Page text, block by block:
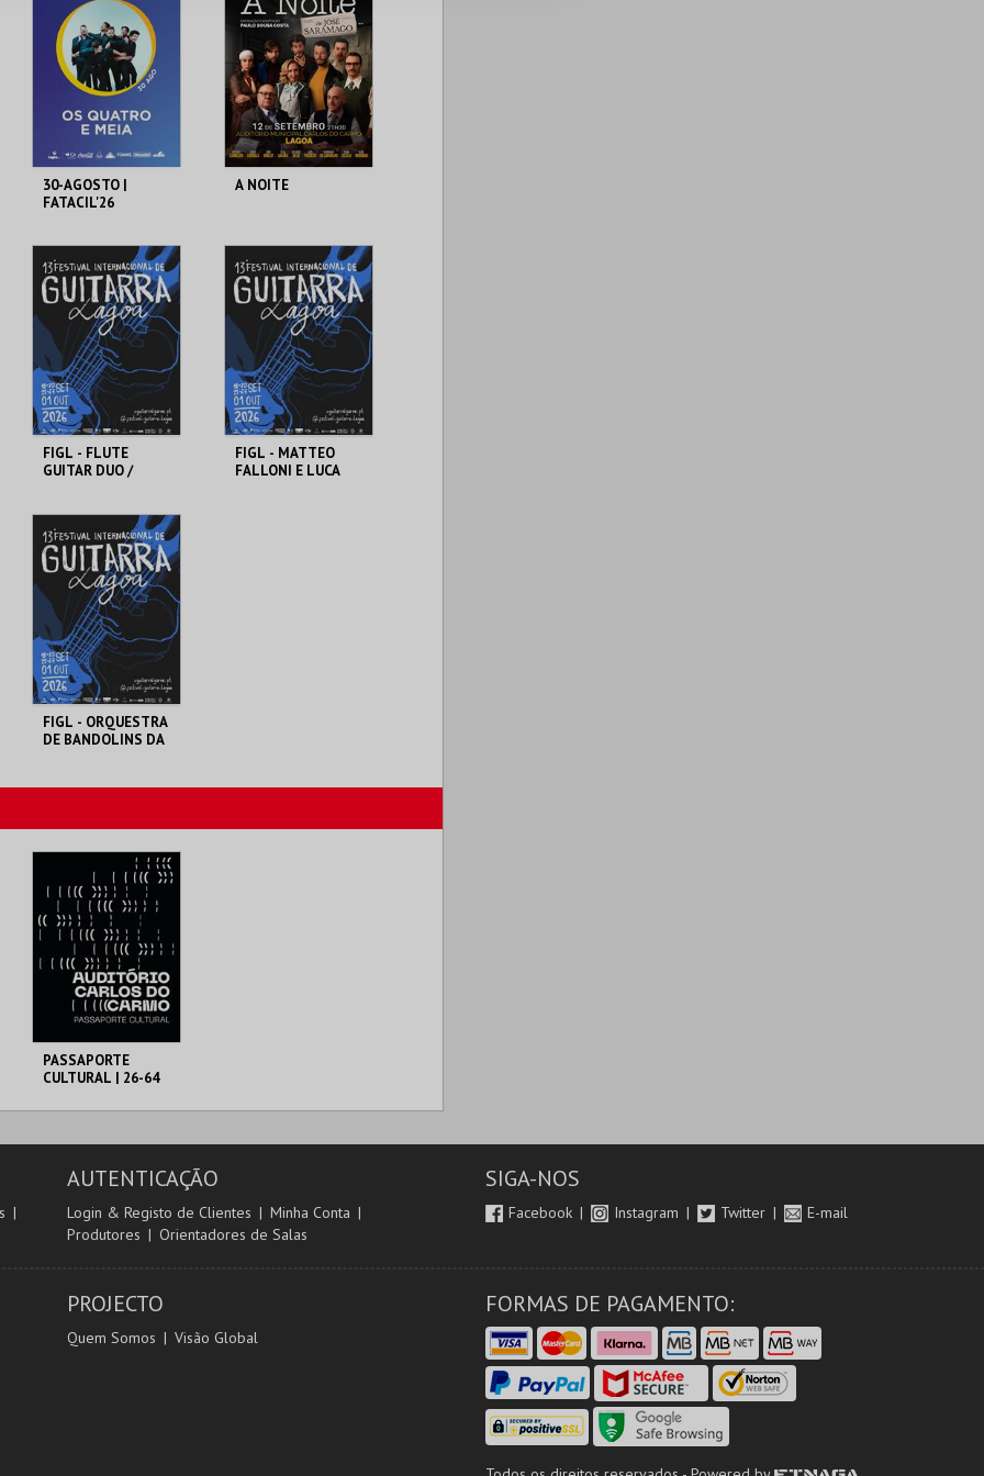
EXPOSIÇÕES
MAIS INFO
COMPRAR
EXPOSIÇÕES
MAIS INFO
COMPRAR
30-AGOSTO |
FATACIL'26
PARQ. FEIRAS E
EXPOSIÇÕES
MAIS INFO
COMPRAR
A NOITE
AUDITÓRIO CARLOS
DO CARMO
MAIS INFO
COMPRAR
FIGL - FLUTE
GUITAR DUO /
OLARIA DE PORCHES
MAIS INFO
COMPRAR
FIGL - MATTEO
FALLONI E LUCA
FIGL - ORQUESTRA
DE BANDOLINS DA
AUDITÓRIO CARLOS
MAIS INFO
COMPRAR
PASSAPORTE
CULTURAL | 26-64
MUNICÍPIO DE
26-64 ANOS
AUTENTICAÇÃO
Login & Registo de Clientes
Minha Conta
Produtores
Orientadores de Salas
SIGA-NOS
Facebook Instagram Twitter E-mail
PROJECTO
Quem Somos Visão Global
FORMAS DE PAGAMENTO: